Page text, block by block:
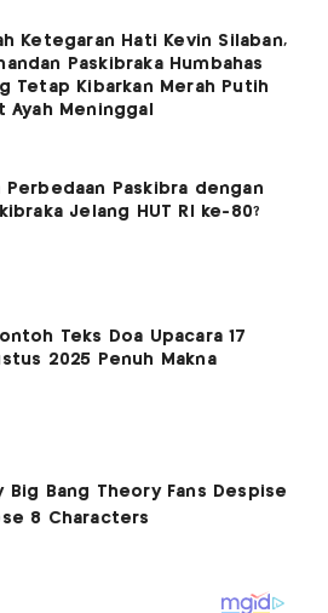
Ketegaran Hati Kevin Silaban,
Paskibraka Humbahas
Tetap Kibarkan Merah Putih
Ayah Meninggal
Perbedaan Paskibra dengan
Jelang HUT RI ke-80?
Teks Doa Upacara 17
2025 Penuh Makna